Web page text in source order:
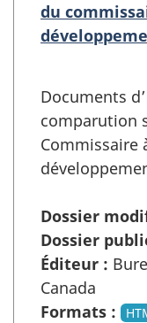
du
Documents
comparution
Commissaire
Dossier
Dossier
Éditeur :
Canada
Formats :